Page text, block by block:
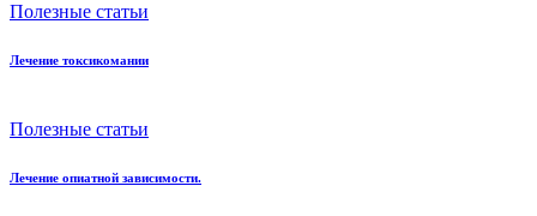
Полезные статьи
Лечение токсикомании
Полезные статьи
Лечение опиатной зависимости.